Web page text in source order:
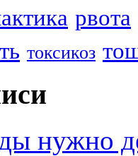
рвота
токсикоз
нужно